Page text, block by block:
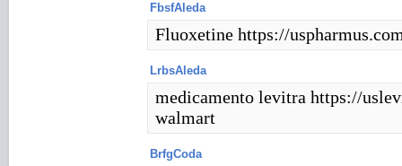
FbsfAleda
Fluoxetine https://
LrbsAleda
medicamento levitra https://
walmart
BrfgCoda